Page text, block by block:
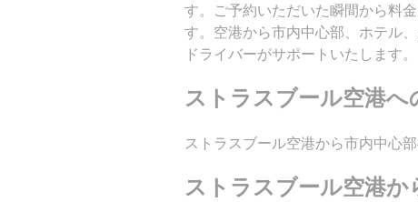
す。ご予約いただいた瞬間から料
す。空港から市内中心部、ホテル
ドライバーがサポートいたします。
ストラスブール空港へ
ストラスブール空港から市内中心
ストラスブール空港